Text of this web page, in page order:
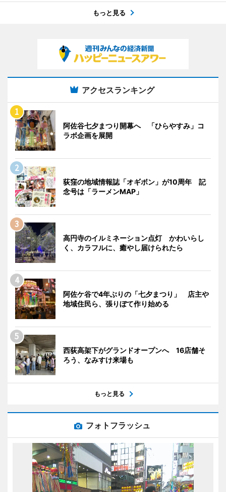
もっと見る
アクセスランキング
阿佐谷七夕まつり開幕へ 「ひらやすみ」コ
ラボ企画を展開
荻窪の地域情報誌「オギボン」が10周年 記
念号は「ラーメンMAP」
高円寺のイルミネーション点灯 かわいらし
く、カラフルに、癒やし届けられたら
阿佐ケ谷で4年ぶりの「七夕まつり」 店主や
地域住民ら、張りぼて作り始める
西荻高架下がグランドオープンへ 16店舗そ
ろう、なみすけ来場も
もっと見る
フォトフラッシュ